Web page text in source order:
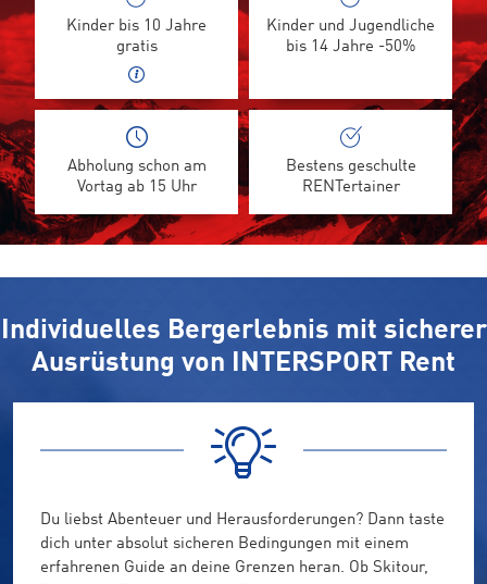
Kinder bis 10 Jahre
gratis
Kinder und Jugendliche
bis 14 Jahre -50%
Abholung schon am
Vortag ab 15 Uhr
Bestens geschulte
RENTertainer
Individuelles Bergerlebnis mit sicherer
Ausrüstung von INTERSPORT Rent
Du liebst Abenteuer und Herausforderungen? Dann taste
dich unter absolut sicheren Bedingungen mit einem
erfahrenen Guide an deine Grenzen heran. Ob Skitour,